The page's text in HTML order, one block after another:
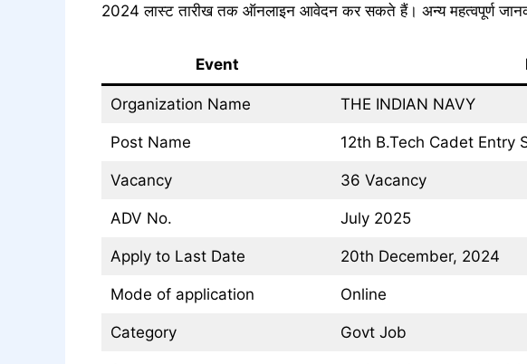
2024 लास्ट तारीख तक ऑनलाइन आवेदन कर सकते हैं। अन्य महत्वपूर्ण
Event
Organization Name THE INDIAN NAVY
Post Name 12th B.Tech Cadet Entry
Vacancy 36 Vacancy
ADV No. July 2025
Apply to Last Date 20th December, 2024
Mode of application Online
Category Govt Job